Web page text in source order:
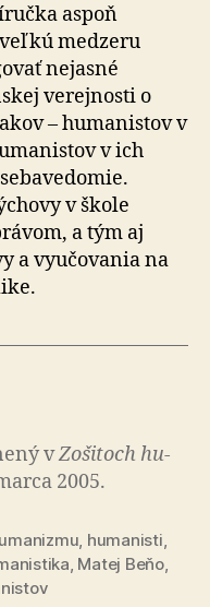
aspoň
medzeru
nejasné
verejnosti o
– humanistov v
v ich
v škole
a tým aj
a vyučovania na
vZo­ši­toch hu­
2005.
, humanisti,
, Matej Beňo,